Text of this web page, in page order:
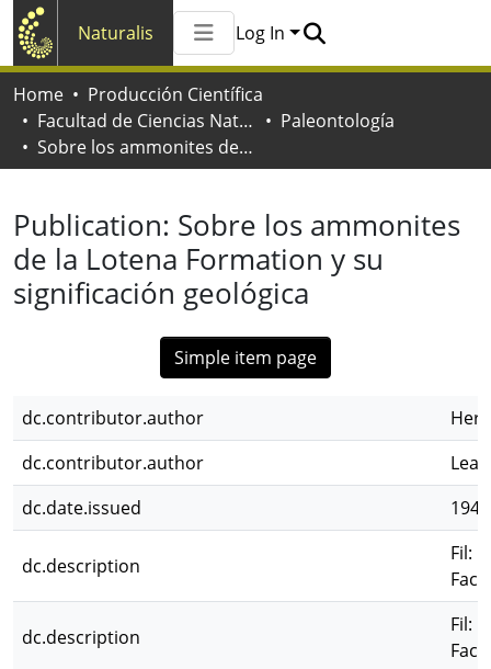
Naturalis
All of Naturalis
Log In
Home
Producción Científica
Facultad de Ciencias Naturales y Museo
Paleontología
Sobre los ammonites de la Lotena Formation y su significación geológica
Publication: Sobre los ammonites
de la Lotena Formation y su
significación geológica
Simple item page
dc.contributor.author
dc.contributor.author
dc.date.issued
1943
dc.description
Fil:
dc.description
Fil: